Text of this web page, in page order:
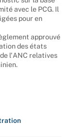
sur la base
avec le PCG. Il
pour en
approuvé
des états
l'ANC relatives